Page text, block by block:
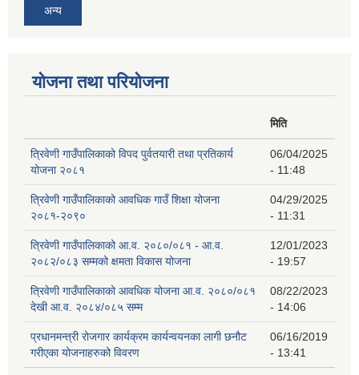
अन्य
योजना तथा परियोजना
मिति
त्रिवेणी गाउँपालिकाको विपद पुर्वतयारी तथा प्रतिकार्य
योजना २०८१
06/04/2025
- 11:48
त्रिवेणी गाउँपालिकाको आवधिक गाउँ शिक्षा योजना
२०८१-२०९०
04/29/2025
- 11:31
त्रिवेणी गाउँपालिकाको आ.व. २०८०/०८१ - आ.व.
२०८२/०८३ सम्मको क्षमता विकास योजना
12/01/2023
- 19:57
त्रिवेणी गाउँपालिकाको आवधिक योजना आ.व. २०८०/०८१
देखी आ.व. २०८४/०८५ सम्म
08/22/2023
- 14:06
प्रधानमन्त्री रोजगार कार्यक्रम कार्यन्वयनका लागी छनौट
गरीएका योजनाहरुको विवरण
06/16/2019
- 13:41